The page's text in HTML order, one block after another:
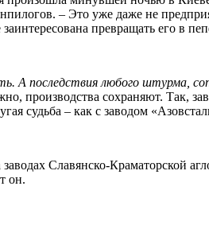
– Это уже даже не
превращать его в
последствия любого штурма,
производства сохраняют. Так,
судьба – как с заводом
Славянско-Краматорской
он.